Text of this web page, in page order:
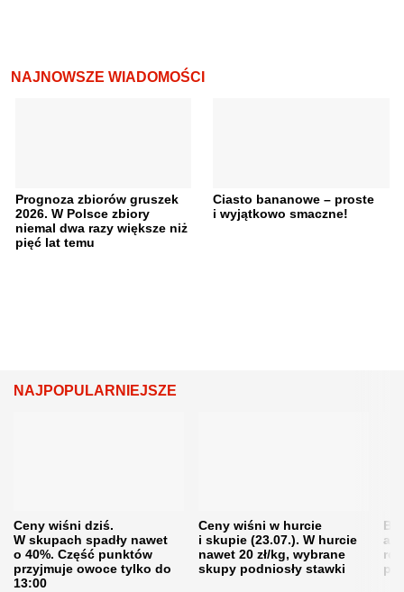
NAJNOWSZE WIADOMOŚCI
Prognoza zbiorów gruszek
2026. W Polsce zbiory
niemal dwa razy większe niż
pięć lat temu
Ciasto bananowe – proste
i wyjątkowo smaczne!
NAJPOPULARNIEJSZE
Ceny wiśni dziś.
W skupach spadły nawet
o 40%. Część punktów
przyjmuje owoce tylko do
13:00
Ceny wiśni w hurcie
i skupie (23.07.). W hurcie
nawet 20 zł/kg, wybrane
skupy podniosły stawki